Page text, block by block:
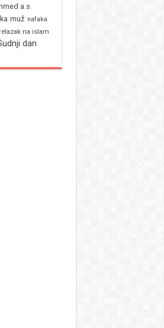
a.s.
muž nafaka
na islam
dan